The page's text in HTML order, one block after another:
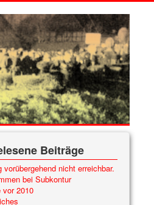
Beiträge
vorübergehend nicht erreichbar.
bei Subkontur
vor 2010